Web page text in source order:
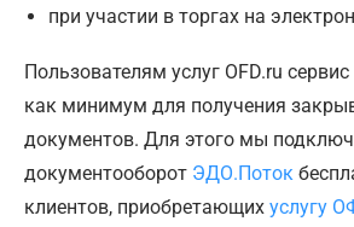
при участии в торгах на
Пользователям услуг OFD.ru
как минимум для получения
документов. Для этого мы
документооборот ЭДО.Поток
клиентов, приобретающих услугу